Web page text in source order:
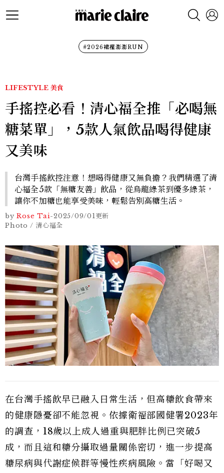
#2026裙襬澎澎RUN
LIFESTYLE 美食
手搖控必看！清心福全推「必喝無
糖菜單」，5款人氣飲品喝得健康
又美味
台灣手搖飲控注意！想喝得健康又無負擔？我們精選了清
心福全5款「無糖友善」飲品，從烏龍綠茶到優多綠茶，
讓你不加糖也能享受美味，輕鬆告別高糖生活。
by Rose Tai-2025/09/01更新
Photo / 清心福全
在台灣手搖飲早已融入日常生活，但高糖飲食帶來
的健康隱憂卻不能忽視。依據衛福部國健署2023年
的調查，18歲以上成人過重與肥胖比例已突破5
成，而且這和糖分攝取過量關係密切，進一步提高
糖尿病與代謝症候群等慢性疾病風險。當「好喝又